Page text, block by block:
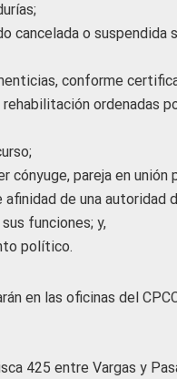
cancelada o
conforme
ordenadas
cónyuge, pareja en
de una
funciones; y,
político.
en las oficinas del
425 entre Vargas y